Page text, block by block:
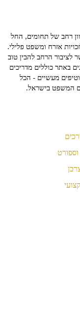
רחב של תחומים, החל
אזרח ומשפט פלילי.
לציבור הרחב להבין טוב
באתר כוללים מדריכים
מעשיים - הכל
המשפט בישראל.